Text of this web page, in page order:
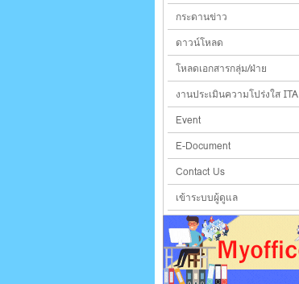
กระดานข่าว
ดาวน์โหลด
โหลดเอกสารกลุ่ม/ฝ่าย
งานประเมินความโปร่งใส ITA
Event
E-Document
Contact Us
เข้าระบบผู้ดูแล